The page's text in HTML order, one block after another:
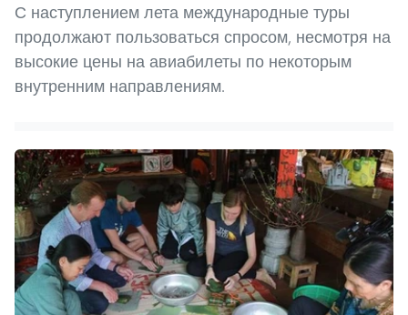
С наступлением лета международные туры
продолжают пользоваться спросом, несмотря на
высокие цены на авиабилеты по некоторым
внутренним направлениям.